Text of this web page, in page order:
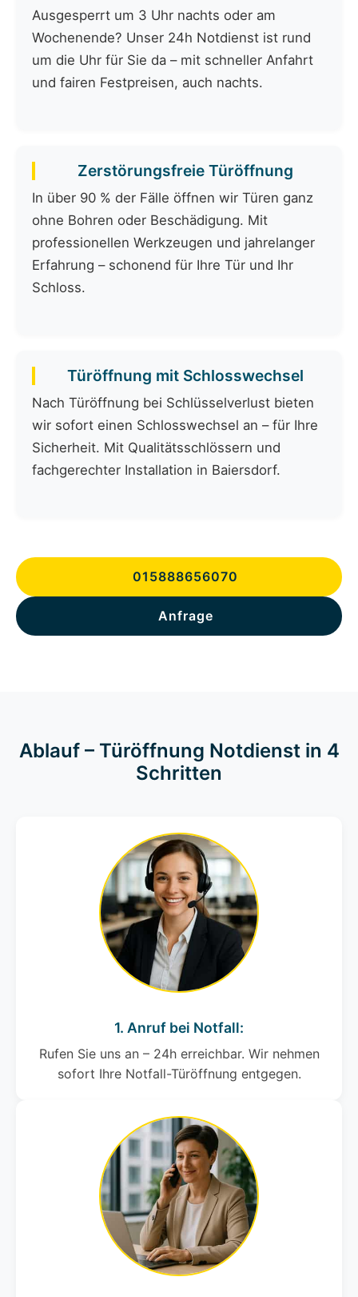
Ausgesperrt um 3 Uhr nachts oder am
Wochenende? Unser 24h Notdienst ist rund
um die Uhr für Sie da – mit schneller Anfahrt
und fairen Festpreisen, auch nachts.
Zerstörungsfreie Türöffnung
In über 90 % der Fälle öffnen wir Türen ganz
ohne Bohren oder Beschädigung. Mit
professionellen Werkzeugen und jahrelanger
Erfahrung – schonend für Ihre Tür und Ihr
Schloss.
Türöffnung mit Schlosswechsel
Nach Türöffnung bei Schlüsselverlust bieten
wir sofort einen Schlosswechsel an – für Ihre
Sicherheit. Mit Qualitätsschlössern und
fachgerechter Installation in Baiersdorf.
015888656070
Anfrage
Ablauf – Türöffnung Notdienst in 4
Schritten
1. Anruf bei Notfall:
Rufen Sie uns an – 24h erreichbar. Wir nehmen
sofort Ihre Notfall-Türöffnung entgegen.